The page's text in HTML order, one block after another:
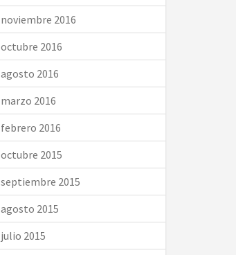
noviembre 2016
octubre 2016
agosto 2016
marzo 2016
febrero 2016
octubre 2015
septiembre 2015
agosto 2015
julio 2015